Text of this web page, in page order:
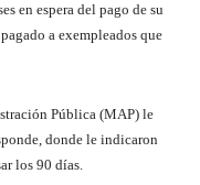
en espera del pago de su
a exempleados que
Pública (MAP) le
donde le indicaron
los 90 días.